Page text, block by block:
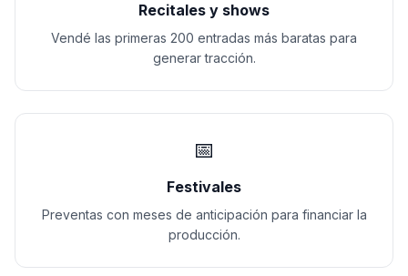
Recitales y shows
Vendé las primeras 200 entradas más baratas para
generar tracción.
📅
Festivales
Preventas con meses de anticipación para financiar la
producción.